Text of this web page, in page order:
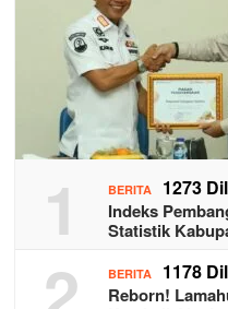
1 BERITA 1273
Indeks
Statistik
BERITA 1178
Reborn!